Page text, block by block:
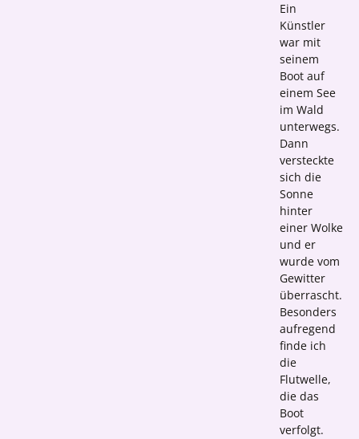
Ein
Künstler
war mit
seinem
Boot auf
einem See
im Wald
unterwegs.
Dann
versteckte
sich die
Sonne
hinter
einer Wolke
und er
wurde vom
Gewitter
überrascht.
Besonders
aufregend
finde ich
die
Flutwelle,
die das
Boot
verfolgt.